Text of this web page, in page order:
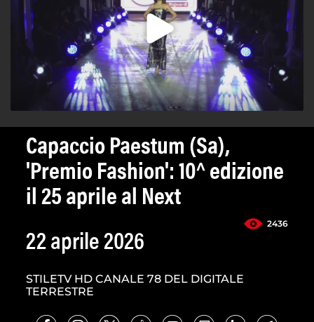
Capaccio Paestum (Sa),
'Premio Fashion': 10^ edizione
il 25 aprile al Next
2436
22 aprile 2026
STILETV HD CANALE 78 DEL DIGITALE
TERRESTRE